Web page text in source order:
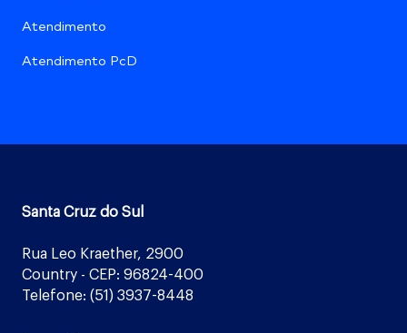
Atendimento
Atendimento PcD
Santa Cruz do Sul
Rua Leo Kraether, 2900
Country - CEP: 96824-400
Telefone: (51) 3937-8448